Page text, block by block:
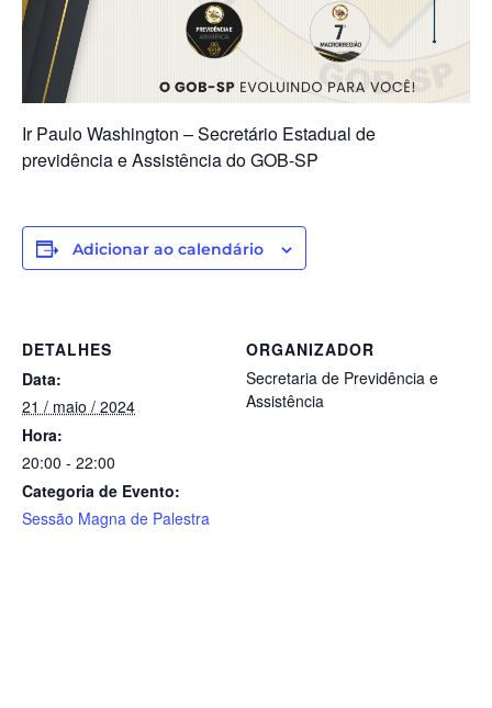
Ir Paulo Washington – Secretário Estadual de
previdência e Assistência do GOB-SP
Adicionar ao calendário
DETALHES
Data:
21 / maio / 2024
Hora:
20:00 - 22:00
Categoria de Evento:
Sessão Magna de Palestra
ORGANIZADOR
Secretaria de Previdência e
Assistência